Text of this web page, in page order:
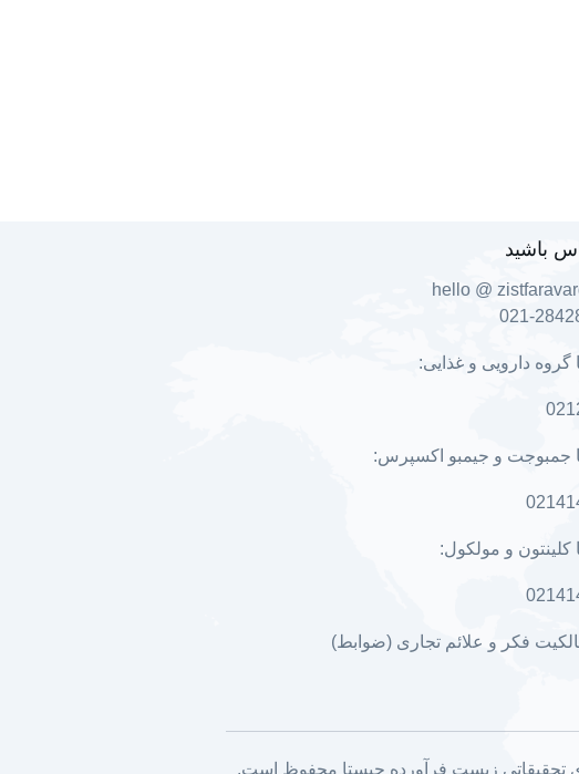
باشید
hello @
گروه دارویی و غذایی:
با جمبوجت و جیمبو اکسپرس:
کلینتون و مولکول:
فکر و علائم تجاری (ضوابط)
تحقیقاتی زیست فرآورده چیستا محفوظ است.